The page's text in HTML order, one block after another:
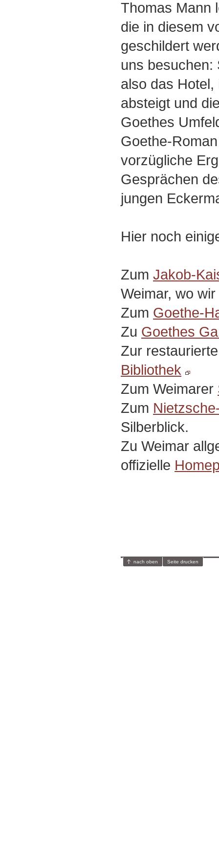
Thomas Mann
die in diesem
geschildert
uns besuchen:
also das Hotel,
absteigt und
Goethes
Goethe-
vorzügliche
Gesprächen
jungen
Hier noch
Zum Jakob-
Weimar, wo
Zum Goethe-
Zu Goethes
Zur
Bibliothek
Zum Weimarer
Zum
Silberblick.
Zu Weimar
offizielle
nach oben Seite drucken